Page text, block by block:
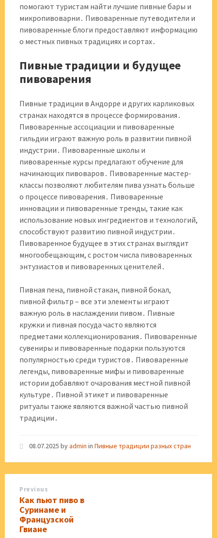
помогают туристам найти лучшие пивные бары и
микропивоварни․ Пивоваренные путеводители и
пивоваренные блоги предоставляют информацию
о местных пивных традициях и сортах․
Пивные традиции и будущее
пивоварения
Пивные традиции в Андорре и других карликовых
странах находятся в процессе формирования․
Пивоваренные ассоциации и пивоваренные
гильдии играют важную роль в развитии пивной
индустрии․ Пивоваренные школы и
пивоваренные курсы предлагают обучение для
начинающих пивоваров․ Пивоваренные мастер-
классы позволяют любителям пива узнать больше
о процессе пивоварения․ Пивоваренные
инновации и пивоваренные тренды, такие как
использование новых ингредиентов и технологий,
способствуют развитию пивной индустрии․
Пивоваренное будущее в этих странах выглядит
многообещающим, с ростом числа пивоваренных
энтузиастов и пивоваренных ценителей․
Пивная пена, пивной стакан, пивной бокал,
пивной фильтр – все эти элементы играют
важную роль в наслаждении пивом․ Пивные
кружки и пивная посуда часто являются
предметами коллекционирования․ Пивоваренные
сувениры и пивоваренные подарки пользуются
популярностью среди туристов․ Пивоваренные
легенды, пивоваренные мифы и пивоваренные
истории добавляют очарования местной пивной
культуре․ Пивной этикет и пивоваренные
ритуалы также являются важной частью пивной
традиции․
08.07.2025 byadmin in Пивные традиции разных стран
Previous
Как пьют пиво в
Суринаме и
Французской
Гвиане